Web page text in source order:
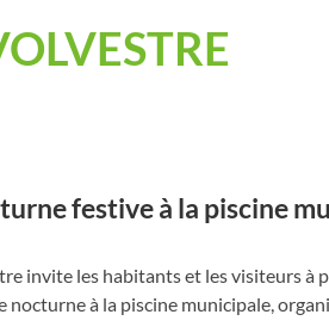
festive à la piscine
invite les habitants et les visiteurs à
nocturne à la piscine municipale,